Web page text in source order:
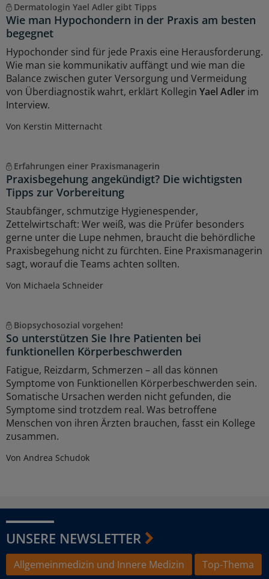
Dermatologin Yael Adler gibt Tipps
Wie man Hypochondern in der Praxis am besten
begegnet
Hypochonder sind für jede Praxis eine Herausforderung.
Wie man sie kommunikativ auffängt und wie man die
Balance zwischen guter Versorgung und Vermeidung
von Überdiagnostik wahrt, erklärt Kollegin Yael Adler im
Interview.
Von Kerstin Mitternacht
Erfahrungen einer Praxismanagerin
Praxisbegehung angekündigt? Die wichtigsten
Tipps zur Vorbereitung
Staubfänger, schmutzige Hygienespender,
Zettelwirtschaft: Wer weiß, was die Prüfer besonders
gerne unter die Lupe nehmen, braucht die behördliche
Praxisbegehung nicht zu fürchten. Eine Praxismanagerin
sagt, worauf die Teams achten sollten.
Von Michaela Schneider
Biopsychosozial vorgehen!
So unterstützen Sie Ihre Patienten bei
funktionellen Körperbeschwerden
Fatigue, Reizdarm, Schmerzen – all das können
Symptome von Funktionellen Körperbeschwerden sein.
Somatische Ursachen werden nicht gefunden, die
Symptome sind trotzdem real. Was betroffene
Menschen von ihren Ärzten brauchen, fasst ein Kollege
zusammen.
Von Andrea Schudok
UNSERE NEWSLETTER
Allgemeinmedizin und Innere Medizin Top-Thema